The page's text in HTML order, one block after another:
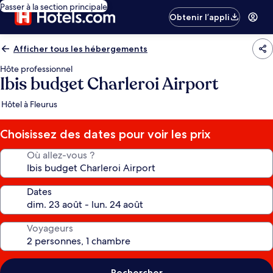
Passer à la section principale
Obtenir l’appli
Afficher tous les hébergements
Hôte professionnel
Ibis budget Charleroi Airport
Hôtel à Fleurus
Choisissez des dates pour voir les prix
Où allez-vous ?
Dates
Voyageurs